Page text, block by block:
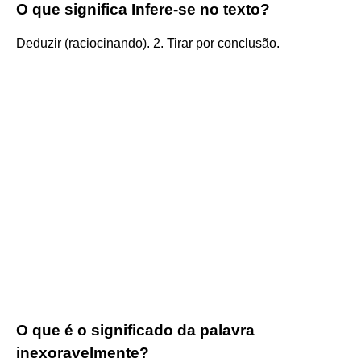
O que significa Infere-se no texto?
Deduzir (raciocinando). 2. Tirar por conclusão.
O que é o significado da palavra
inexoravelmente?